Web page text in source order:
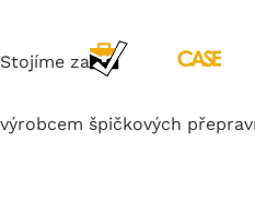
Stojíme za
výrobcem špičkových